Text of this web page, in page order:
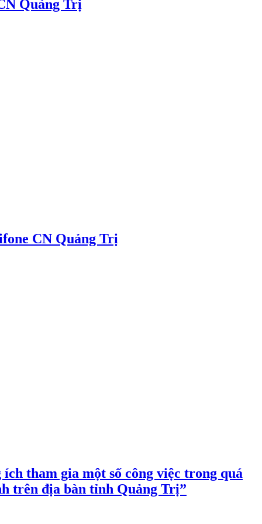
Quảng Trị
CN Quảng Trị
tham gia một số công việc trong quá
trên địa bàn tỉnh Quảng Trị”